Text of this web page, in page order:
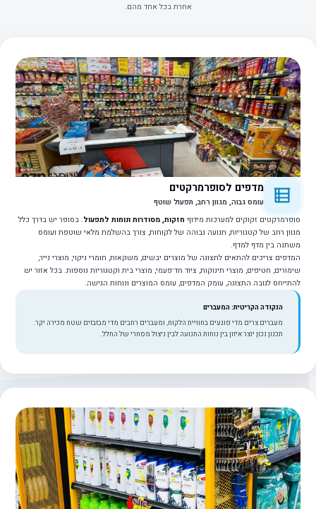
אחרת בכל אחד מהם.
מדפים לסופרמרקטים
עומס גבוה, מגוון רחב, תפעול שוטף
סופרמרקטים זקוקים למערכות מידוף חזקות, מסודרות ונוחות לתפעול. בסופר יש בדרך כלל
מגוון רחב של קטגוריות, תנועה גבוהה של לקוחות, צורך בהשלמת מלאי שוטפת ועומס
משתנה בין מדף למדף.
המדפים צריכים להתאים לתצוגה של מוצרים יבשים, משקאות, חומרי ניקוי, מוצרי נייר,
שימורים, חטיפים, מוצרי תינוקות, ציוד חד־פעמי, מוצרי בית וקטגוריות נוספות. בכל אזור יש
להתייחס לגובה התצוגה, עומק המדפים, עומס המוצרים ונוחות הגישה.
הנקודה הקריטית: המעברים
מעברים צרים מדי פוגעים בחוויית הלקוח, ומעברים רחבים מדי מבזבזים שטח מכירה יקר.
תכנון נכון יוצר איזון בין נוחות התנועה לבין ניצול מסחרי של החלל.